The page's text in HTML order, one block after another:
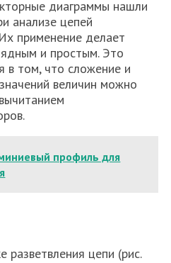
диаграммы нашли
анализе цепей
применение делает
и простым. Это
в том, что сложение и
величин можно
профиль для
разветвления цепи (рис.